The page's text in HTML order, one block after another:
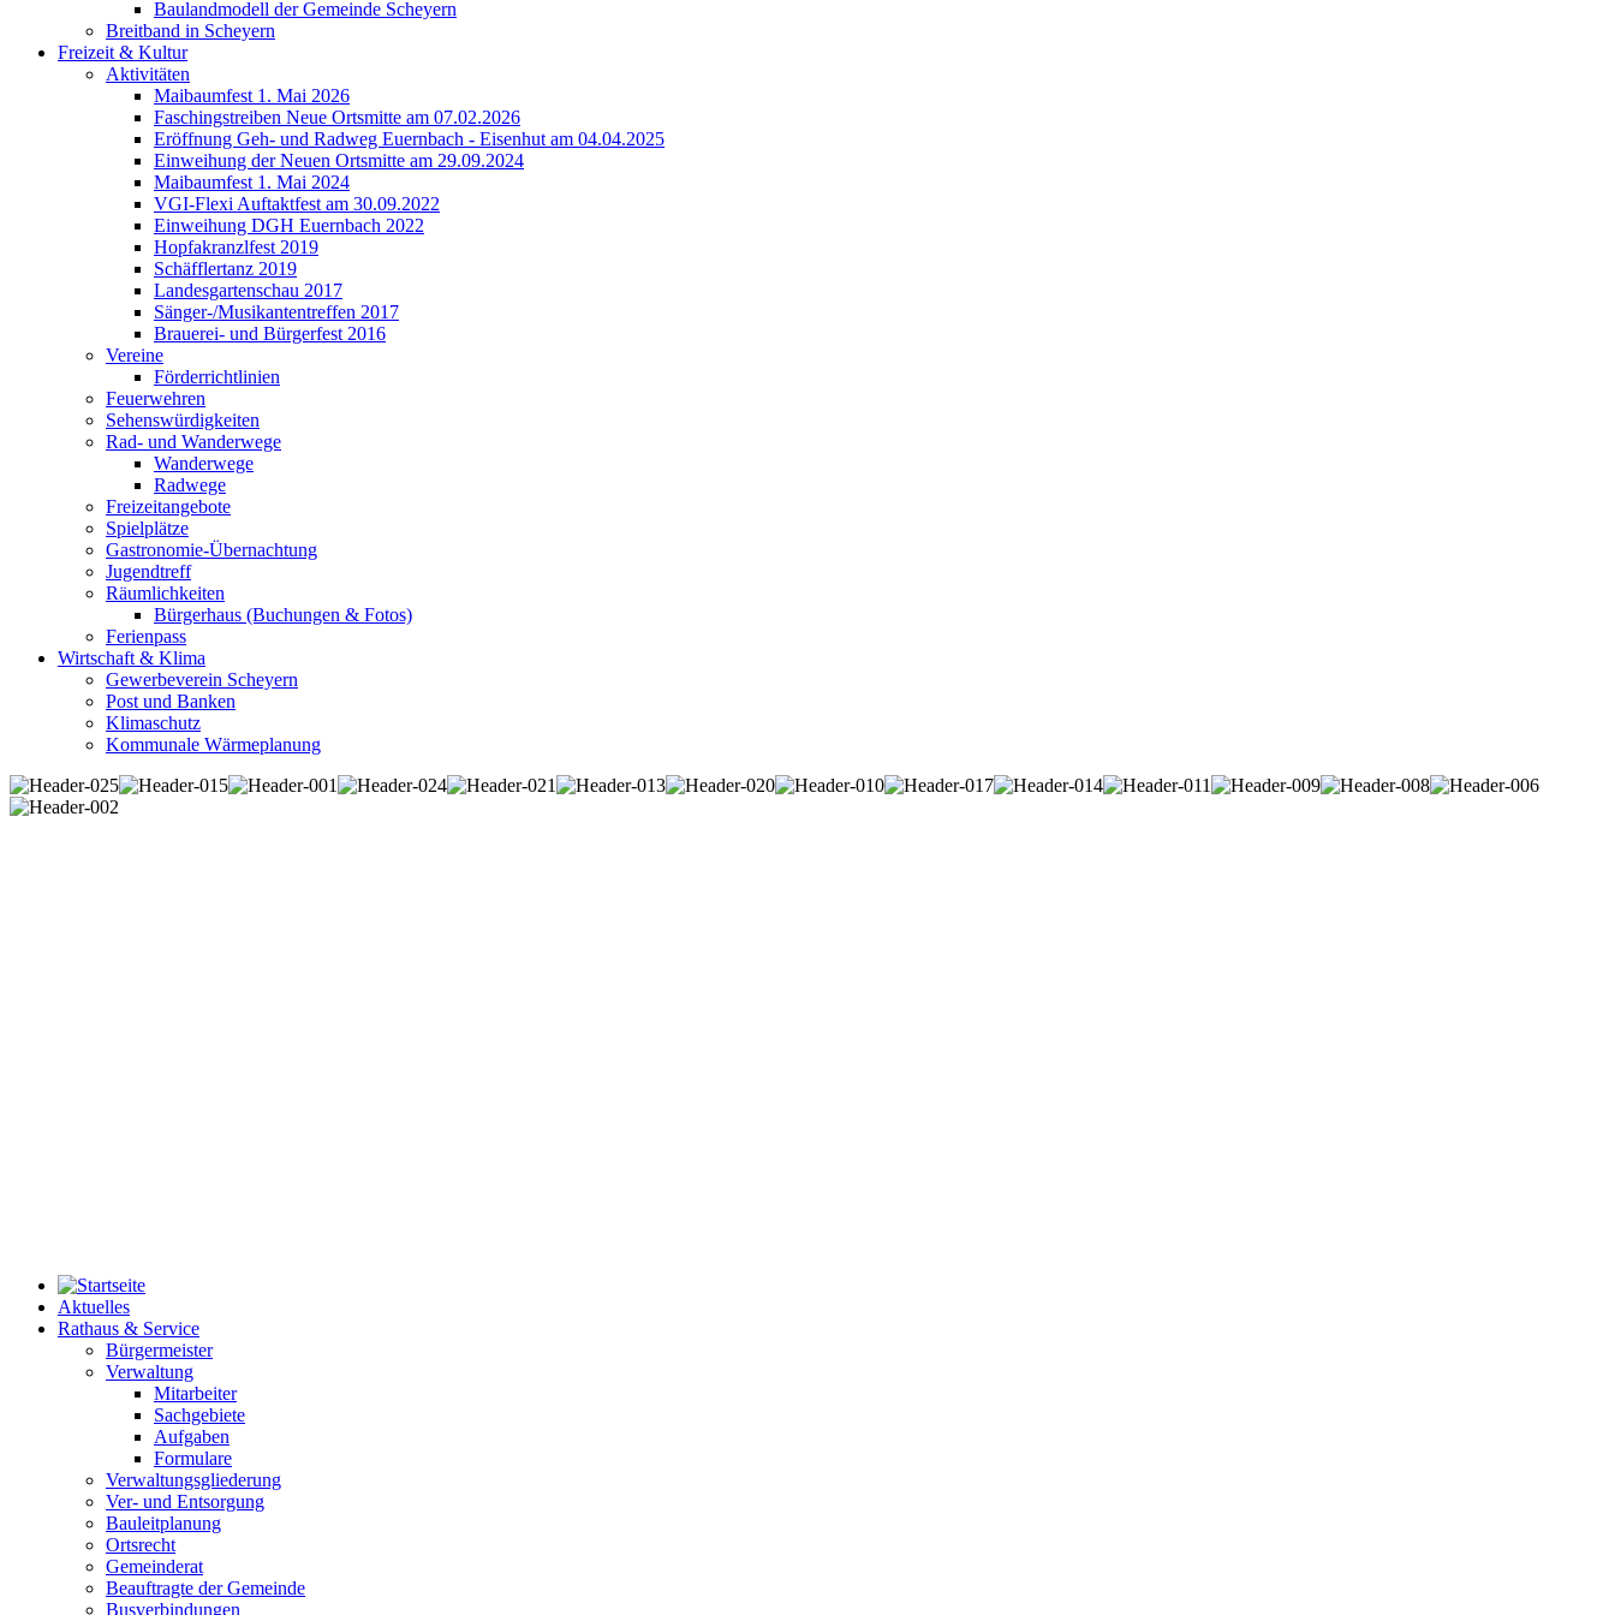
Baulandmodell der Gemeinde Scheyern
Breitband in Scheyern
Freizeit & Kultur
Aktivitäten
Maibaumfest 1. Mai 2026
Faschingstreiben Neue Ortsmitte am 07.02.2026
Eröffnung Geh- und Radweg Euernbach - Eisenhut am 04.04.2025
Einweihung der Neuen Ortsmitte am 29.09.2024
Maibaumfest 1. Mai 2024
VGI-Flexi Auftaktfest am 30.09.2022
Einweihung DGH Euernbach 2022
Hopfakranzlfest 2019
Schäfflertanz 2019
Landesgartenschau 2017
Sänger-/Musikantentreffen 2017
Brauerei- und Bürgerfest 2016
Vereine
Förderrichtlinien
Feuerwehren
Sehenswürdigkeiten
Rad- und Wanderwege
Wanderwege
Radwege
Freizeitangebote
Spielplätze
Gastronomie-Übernachtung
Jugendtreff
Räumlichkeiten
Bürgerhaus (Buchungen & Fotos)
Ferienpass
Wirtschaft & Klima
Gewerbeverein Scheyern
Post und Banken
Klimaschutz
Kommunale Wärmeplanung
Aktuelles
Rathaus & Service
Bürgermeister
Verwaltung
Mitarbeiter
Sachgebiete
Aufgaben
Formulare
Verwaltungsgliederung
Ver- und Entsorgung
Bauleitplanung
Ortsrecht
Gemeinderat
Beauftragte der Gemeinde
Busverbindungen